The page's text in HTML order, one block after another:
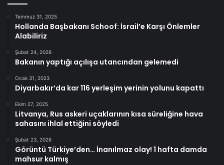
Temmuz 31, 2025
Hollanda Başbakanı Schoof: İsrail’e Karşı Önlemler
Alabiliriz
Şubat 24, 2026
Bakanın yaptığı açılışa utancından gelemedi
Ocak 31, 2023
Diyarbakır’da kar 116 yerleşim yerinin yolunu kapattı
Ekim 27, 2025
Litvanya, Rus askeri uçaklarının kısa süreliğine hava
sahasını ihlal ettiğini söyledi
Şubat 23, 2026
Görüntü Türkiye’den… İnanılmaz olay! 1 hafta damda
mahsur kalmış